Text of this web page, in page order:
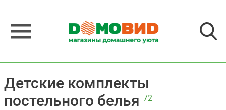
Детские комплекты
постельного белья 72